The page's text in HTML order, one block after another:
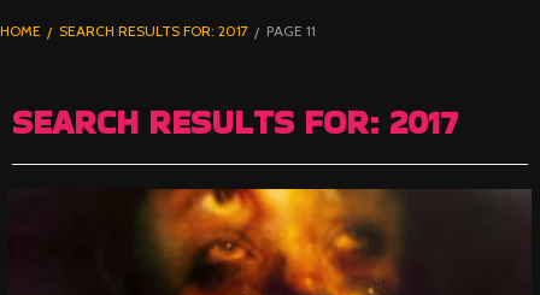
BLOGHORROR
HOME SEARCH RESULTS FOR: 2017 PAGE 11
SEARCH RESULTS FOR: 2017